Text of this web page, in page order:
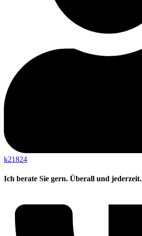
k21824
Ich berate Sie gern. Überall und jederzeit.